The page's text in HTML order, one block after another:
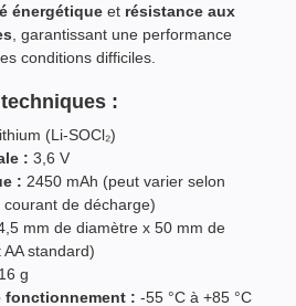
énergétique et résistance aux
, garantissant une performance
conditions difficiles.
:
(Li-SOCl₂)
: 3,6 V
: 2450 mAh (peut varier selon
courant de décharge)
mm de diamètre x 50 mm de
standard)
g
fonctionnement : -55 °C à +85 °C